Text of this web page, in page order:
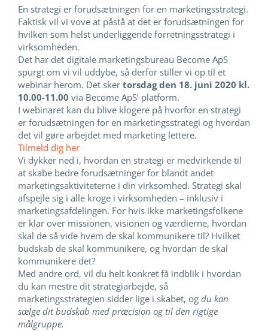
En strategi er forudsætningen for en marketingsstrategi.
Faktisk vil vi vove at påstå at det er forudsætningen for
hvilken som helst underliggende forretningsstrategi i
virksomheden.
Det har det digitale marketingsbureau Become ApS
spurgt om vi vil uddybe, så derfor stiller vi op til et
webinar herom. Det sker torsdag den 18. juni 2020 kl.
10.00-11.00 via Become ApS’ platform.
I webinaret kan du blive klogere på hvorfor en strategi
er forudsætningen for en marketingsstrategi og hvordan
det vil gøre arbejdet med marketing lettere.
Tilmeld dig her
Vi dykker ned i, hvordan en strategi er medvirkende til
at skabe bedre forudsætninger for blandt andet
marketingsaktiviteterne i din virksomhed. Strategi skal
afspejle sig i alle kroge i virksomheden – inklusiv i
marketingsafdelingen. For hvis ikke marketingsfolkene
er klar over missionen, visionen og værdierne, hvordan
skal de så vide hvem de skal kommunikere til? Hvilket
budskab de skal kommunikere, og hvordan de skal
kommunikere det?
Med andre ord, vil du helt konkret få indblik i hvordan
du kan mestre dit strategiarbejde, så
marketingsstrategien sidder lige i skabet, og du kan
sælge dit budskab med præcision og til den rigtige
målgruppe.